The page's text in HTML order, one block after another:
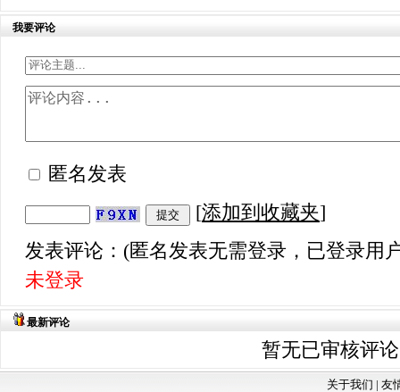
我要评论
匿名发表
[添加到收藏夹]
发表评论：(匿名发表无需登录，已登录用
未登录
最新评论
暂无已审核评
关于我们 | 友